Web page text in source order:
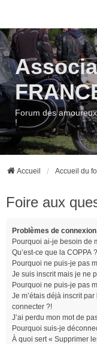
Forum des
!
Accueil Accueil du
Foire aux
Problèmes de
Pourquoi ai-je besoin de
Qu’est-ce que la COPPA ?
Pourquoi ne puis-je pas
Je suis inscrit mais je ne
Pourquoi ne puis-je pas
Je m’étais déjà inscrit
connecter ?!
J’ai perdu mon mot de
Pourquoi suis-je
À quoi sert « Supprimer